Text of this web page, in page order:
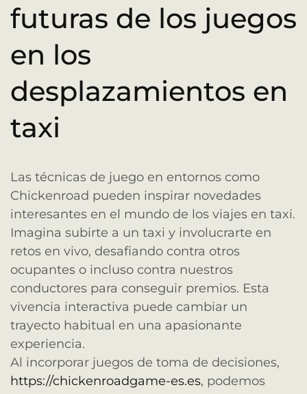
futuras de los juegos
en los
desplazamientos en
taxi
Las técnicas de juego en entornos como
Chickenroad pueden inspirar novedades
interesantes en el mundo de los viajes en taxi.
Imagina subirte a un taxi y involucrarte en
retos en vivo, desafiando contra otros
ocupantes o incluso contra nuestros
conductores para conseguir premios. Esta
vivencia interactiva puede cambiar un
trayecto habitual en una apasionante
experiencia.
Al incorporar juegos de toma de decisiones,
https://chickenroadgame-es.es, podemos